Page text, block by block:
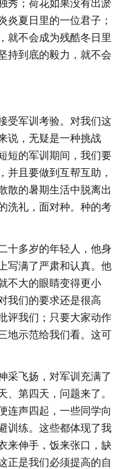
秀；荷花如果没有出淤
炎夏日里的一位君子；
就不会成为残酷冬日里
持到底的毅力，就不会
受军训考验。对我们这
说，无疑是一种挑战
的军训期间，我们要
并且要做到互帮互助，
散的暑期生活中脱离出
洗礼，面对种。种的考
十多岁的年轻人，他身
写满了严肃和认真。他
不大的眼睛变得更小
我们的要求还是很高
评我们；只要大家动作
地示范给我们看。这可
采飞扬，对军训充满了
、第四天，问题来了。
连声四起，一些同学向
训练。这些都体现了我
来伸手，饭来张口，缺
正是我们必须提高的自